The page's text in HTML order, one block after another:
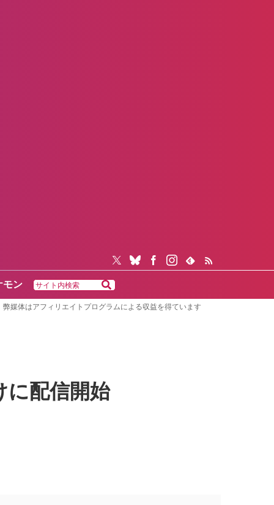
モン
弊媒体はアフィリエイトプログラムによる収益を得ています
に配信開始